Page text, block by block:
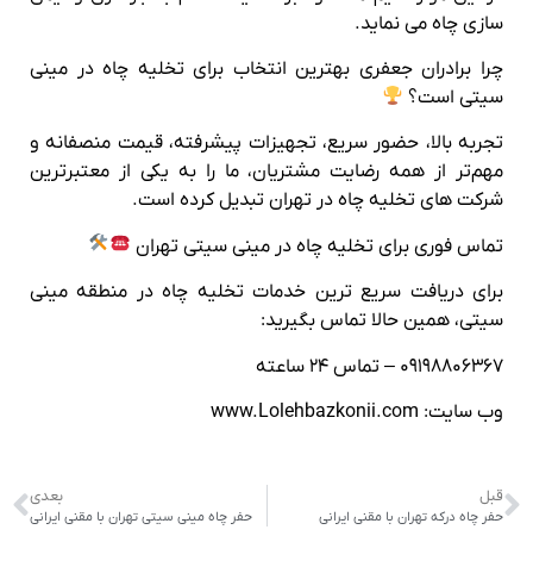
سازی چاه می‌ نماید.
چرا برادران جعفری بهترین انتخاب برای تخلیه چاه در مینی
سیتی است؟
تجربه بالا، حضور سریع، تجهیزات پیشرفته، قیمت منصفانه و
مهم‌تر از همه رضایت مشتریان، ما را به یکی از معتبرترین
شرکت‌ های تخلیه چاه در تهران تبدیل کرده است.
تماس فوری برای تخلیه چاه در مینی سیتی تهران
برای دریافت سریع‌ ترین خدمات تخلیه چاه در منطقه مینی
سیتی، همین حالا تماس بگیرید:
۰۹۱۹۸۸۰۶۳۶۷ – تماس ۲۴ ساعته
وب‌ سایت: www.Lolehbazkonii.com
قبل
حفر چاه درکه تهران با مقنی ایرانی
بعدی
حفر چاه مینی سیتی تهران با مقنی ایرانی